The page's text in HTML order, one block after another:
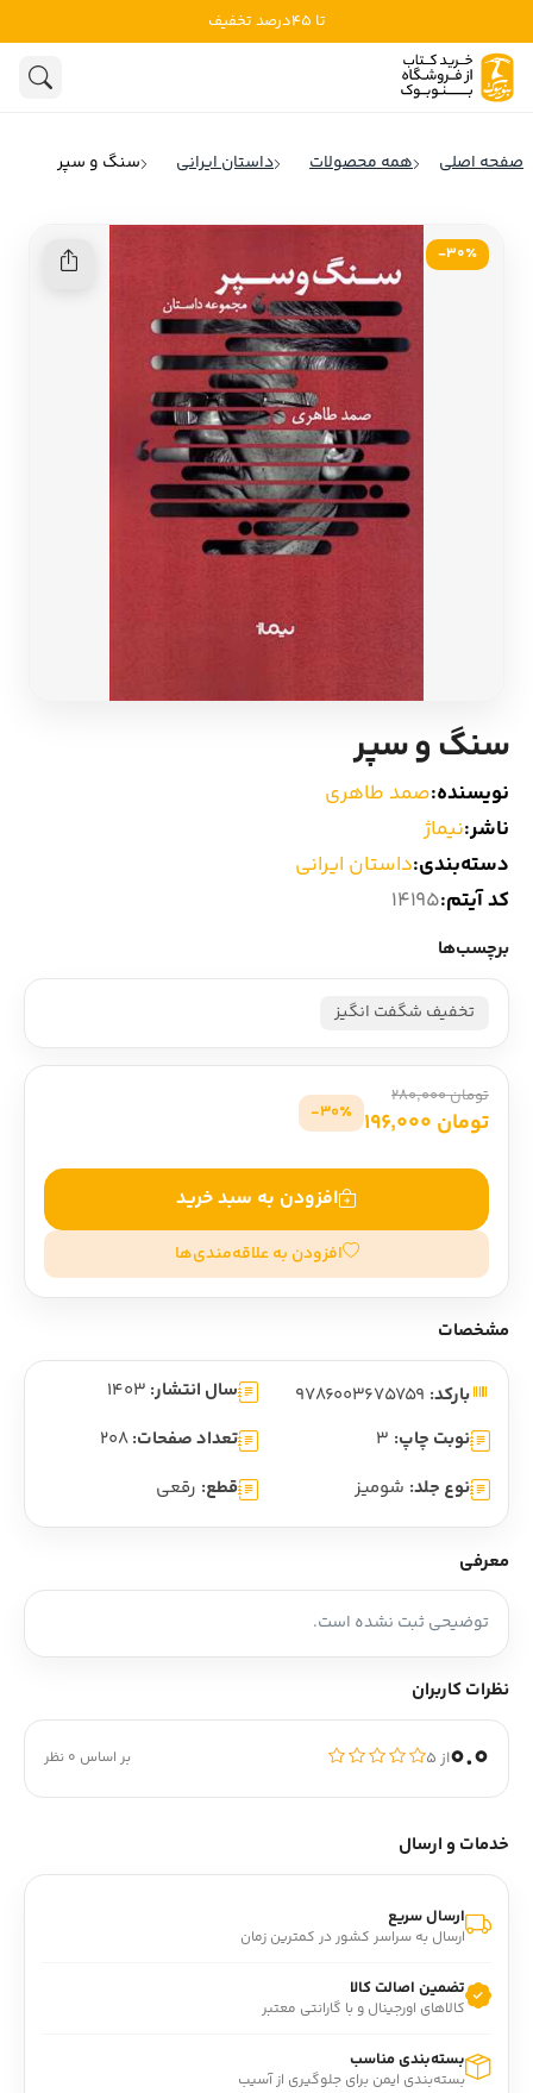
تا 45درصد تخفیف
ادبیات
تاریخ و سیاست
ادبیات انگلیس
ادبیات فرانسه
ادبیات ایتالیا
ادبیات روسیه
ادبیات آمریکای لاتین
ادبیات آلمان
ادبیات ترکیه
ادبیات آسیا
داستان کوتاه
شعر و متون کهن
صفحه اصلی همه محصولات داستان ایرانی سنگ و سپر
30٪-
سنگ و سپر
نویسنده:صمد طاهری
ناشر:نیماژ
دسته‌بندی:داستان ایرانی
کد آیتم:14195
برچسب‌ها
تخفیف شگفت انگیز
تومان 280,000
تومان 196,000 30٪-
افزودن به سبد خرید
افزودن به علاقه‌مندی‌ها
مشخصات
بارکد: سال انتشار: 1403
نوبت چاپ: 3 تعداد صفحات: 208
نوع جلد: شومیز قطع: رقعی
معرفی
توضیحی ثبت نشده است.
نظرات کاربران
0.0از ۵ بر اساس 0 نظر
خدمات و ارسال
ارسال سریع
ارسال به سراسر کشور در کمترین زمان
تضمین اصالت کالا
کالاهای اورجینال و با گارانتی معتبر
بسته‌بندی مناسب
بسته‌بندی ایمن برای جلوگیری از آسیب